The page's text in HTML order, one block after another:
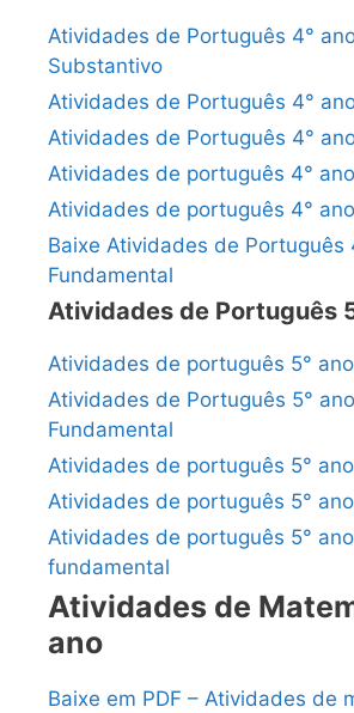
Atividades de Português 4°
Substantivo
Atividades de Português 4°
Atividades de Português 4°
Atividades de português 4°
Atividades de português 4°
Baixe Atividades de Português
Fundamental
Atividades de Português
Atividades de português 5°
Atividades de Português 5°
Fundamental
Atividades de português 5° ano
Atividades de português 5°
Atividades de português 5°
fundamental
Atividades de
ano
Baixe em PDF – Atividades de